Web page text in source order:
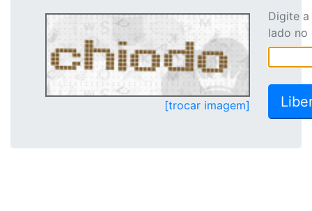
[trocar imagem]
Digite
lado no